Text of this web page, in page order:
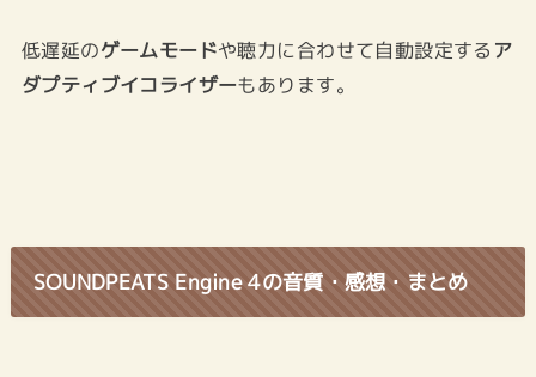
低遅延のゲームモードや聴力に合わせて自動設定する ア
ダプティブイコライザーもあります。
SOUNDPEATS Engine 4の音質・感想・まとめ